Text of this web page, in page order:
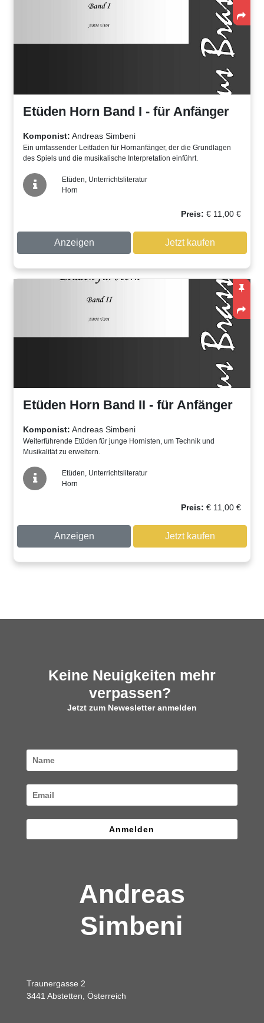
Etüden Horn Band I - für Anfänger
Komponist: Andreas Simbeni
Ein umfassender Leitfaden für Hornanfänger, der die Grundlagen
des Spiels und die musikalische Interpretation einführt.
Etüden, Unterrichtsliteratur
Horn
Preis: €11,00€
Anzeigen Jetzt kaufen
Etüden Horn Band II - für Anfänger
Komponist: Andreas Simbeni
Weiterführende Etüden für junge Hornisten, um Technik und
Musikalität zu erweitern.
Etüden, Unterrichtsliteratur
Horn
Preis: €11,00€
Anzeigen Jetzt kaufen
Keine Neuigkeiten mehr
verpassen?
Jetzt zum Newesletter anmelden
Anmelden
Andreas
Simbeni
Traunergasse 2
3441 Abstetten, Österreich